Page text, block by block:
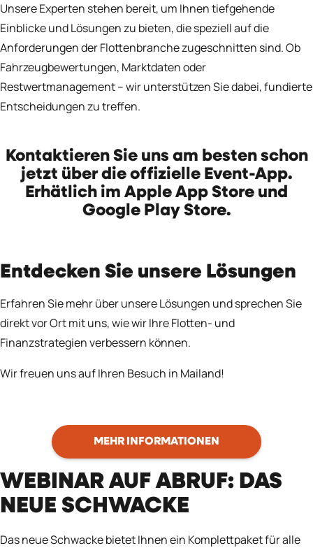
Unsere Experten stehen bereit, um Ihnen tiefgehende
Einblicke und Lösungen zu bieten, die speziell auf die
Anforderungen der Flottenbranche zugeschnitten sind. Ob
Fahrzeugbewertungen, Marktdaten oder
Restwertmanagement – wir unterstützen Sie dabei, fundierte
Entscheidungen zu treffen.
Kontaktieren Sie uns am besten schon
jetzt über die offizielle Event-App.
Erhätlich im Apple App Store und
Google Play Store.
Entdecken Sie unsere Lösungen
Erfahren Sie mehr über unsere Lösungen und sprechen Sie
direkt vor Ort mit uns, wie wir Ihre Flotten- und
Finanzstrategien verbessern können.
Wir freuen uns auf Ihren Besuch in Mailand!
MEHR INFORMATIONEN
WEBINAR AUF ABRUF: DAS
NEUE SCHWACKE
Das neue Schwacke bietet Ihnen ein Komplettpaket für alle